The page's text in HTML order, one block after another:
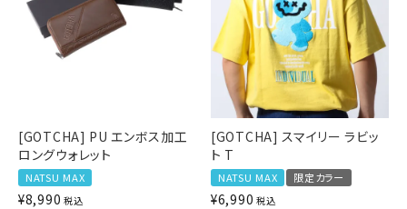
[GOTCHA] PU エンボス加工
ロングウォレット
NATSU MAX
¥8,990 税込
[GOTCHA] スマイリー ラビッ
ト T
NATSU MAX 限定カラー
¥6,990 税込